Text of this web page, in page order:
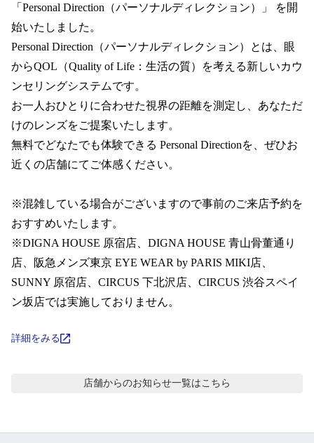
ブランドを探す
ブランド一覧
コンテンツを探す
スタッフコンテンツ
スタッフコンテンツ一覧
コーディネート
レビュー
ブログ
お知らせ
目のまめちしき
「Personal Direction（パーソナルディレクション）」 を開
始いたしました。
Personal Direction（パーソナルディレクション）とは、眼
からQOL（Quality of Life：生活の質）を考える新しいカウ
ンセリングシステムです。
お一人おひとりに合わせた視界の距離を測定し、あなただ
けのレンズをご提案いたします。
無料でどなたでも体験できる Personal Directionを、ぜひお
近くの店舗にてご体感ください。
※混雑している場合がございますので事前のご来店予約を
おすすめいたします。
※DIGNA HOUSE 原宿店、DIGNA HOUSE 青山骨董通り
店、阪急メンズ東京 EYE WEAR by PARIS MIKI店、
SUNNY 原宿店、CIRCUS 下北沢店、CIRCUS 渋谷スペイ
ン坂店では実施しておりません。
詳細をみる
店舗からのお知らせ一覧はこちら